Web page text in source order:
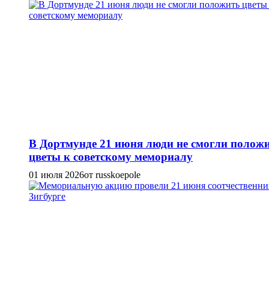
В Дортмунде 21 июня люди не смогли
цветы к советскому мемориалу
01 июля 2026от russkoepole